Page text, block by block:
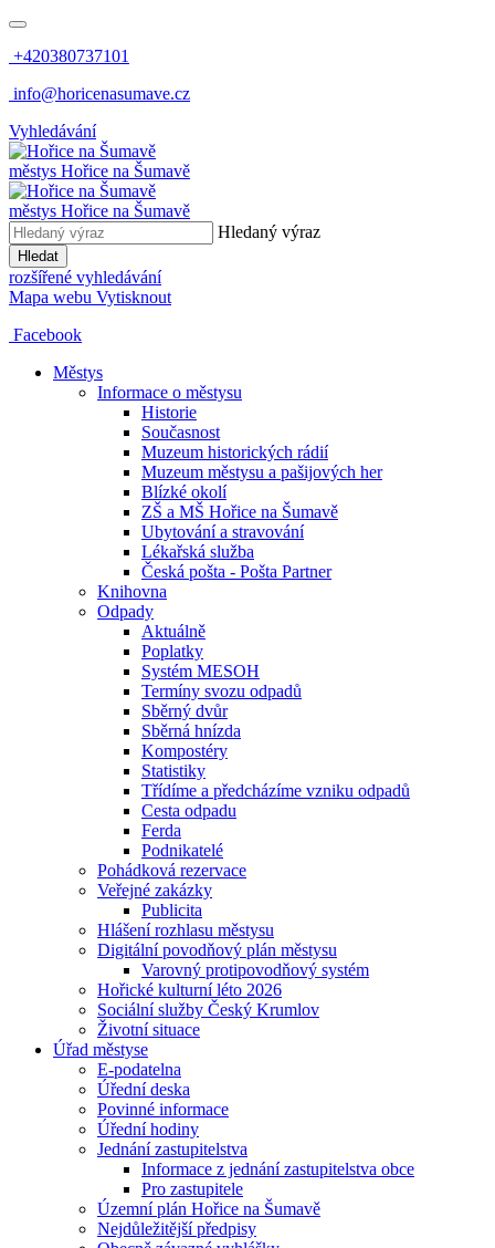
+420380737101
info@horicenasumave.cz
Vyhledávání
městys Hořice na Šumavě
městys Hořice na Šumavě
Hledaný výraz
Hledat
rozšířené vyhledávání
Mapa webu Vytisknout
Facebook
Městys
Informace o městysu
Historie
Současnost
Muzeum historických rádií
Muzeum městysu a pašijových her
Blízké okolí
ZŠ a MŠ Hořice na Šumavě
Ubytování a stravování
Lékařská služba
Česká pošta - Pošta Partner
Knihovna
Odpady
Aktuálně
Poplatky
Systém MESOH
Termíny svozu odpadů
Sběrný dvůr
Sběrná hnízda
Kompostéry
Statistiky
Třídíme a předcházíme vzniku odpadů
Cesta odpadu
Ferda
Podnikatelé
Pohádková rezervace
Veřejné zakázky
Publicita
Hlášení rozhlasu městysu
Digitální povodňový plán městysu
Varovný protipovodňový systém
Hořické kulturní léto 2026
Sociální služby Český Krumlov
Životní situace
Úřad městyse
E-podatelna
Úřední deska
Povinné informace
Úřední hodiny
Jednání zastupitelstva
Informace z jednání zastupitelstva obce
Pro zastupitele
Územní plán Hořice na Šumavě
Nejdůležitější předpisy